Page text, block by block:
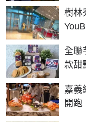
樹林
全聯
款甜
嘉義
開